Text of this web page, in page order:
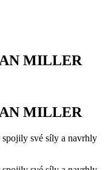
MILLER
MILLER
své síly a navrhly